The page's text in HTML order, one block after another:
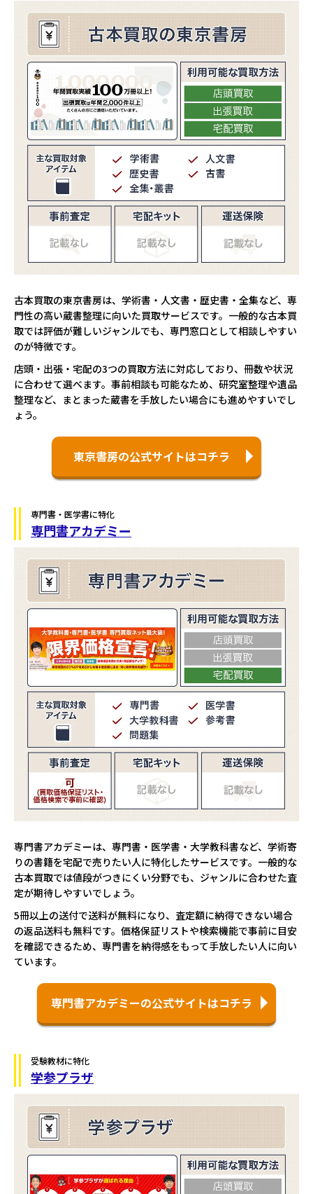
古本買取の東京書房は、学術書・人文書・歴史書・全集など、専
門性の高い蔵書整理に向いた買取サービスです。一般的な古本買
取では評価が難しいジャンルでも、専門窓口として相談しやすい
のが特徴です。
店頭・出張・宅配の3つの買取方法に対応しており、冊数や状況
に合わせて選べます。事前相談も可能なため、研究室整理や遺品
整理など、まとまった蔵書を手放したい場合にも進めやすいでし
ょう。
東京書房の公式サイトはコチラ
専門書・医学書に特化
専門書アカデミー
専門書アカデミーは、専門書・医学書・大学教科書など、学術寄
りの書籍を宅配で売りたい人に特化したサービスです。一般的な
古本買取では値段がつきにくい分野でも、ジャンルに合わせた査
定が期待しやすいでしょう。
5冊以上の送付で送料が無料になり、査定額に納得できない場合
の返品送料も無料です。価格保証リストや検索機能で事前に目安
を確認できるため、専門書を納得感をもって手放したい人に向い
ています。
専門書アカデミーの公式サイトはコチラ
受験教材に特化
学参プラザ